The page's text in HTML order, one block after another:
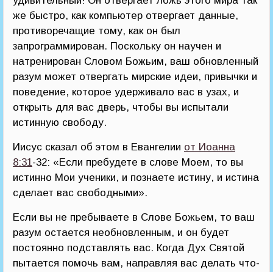
же быстро, как компьютер отвергает данные,
противоречащие тому, как он был
запрограммирован. Поскольку он научен и
натренирован Словом Божьим, ваш обновленный
разум может отвергать мирские идеи, привычки и
поведение, которое удерживало вас в узах, и
открыть для вас дверь, чтобы вы испытали
истинную свободу.
Иисус сказал об этом в Евангелии от Иоанна
8:31-32: «Если пребудете в слове Моем, то вы
истинно Мои ученики, и познаете истину, и истина
сделает вас свободными».
Если вы не пребываете в Слове Божьем, то ваш
разум остается необновленным, и он будет
постоянно подставлять вас. Когда Дух Святой
пытается помочь вам, направляя вас делать что-